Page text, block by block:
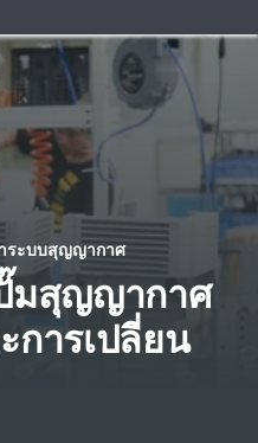
ระบบสุญญากาศ
มสุญญากาศ
การเปลี่ยน